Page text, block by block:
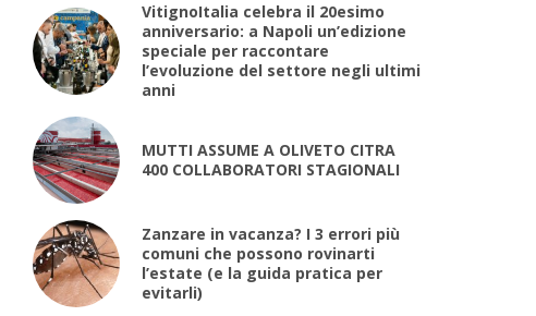
VitignoItalia celebra il 20esimo
anniversario: a Napoli un’edizione
speciale per raccontare
l’evoluzione del settore negli ultimi
anni
MUTTI ASSUME A OLIVETO CITRA
400 COLLABORATORI STAGIONALI
Zanzare in vacanza? I 3 errori più
comuni che possono rovinarti
l’estate (e la guida pratica per
evitarli)